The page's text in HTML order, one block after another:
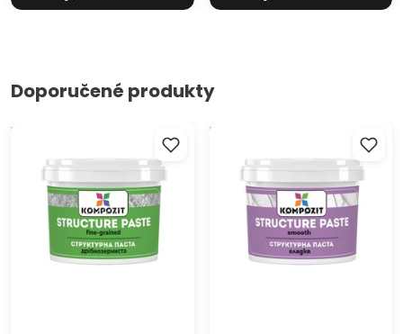
Doporučené produkty
Bílá jemnozrnná
Kompozit
Hladká bílá strukturovací